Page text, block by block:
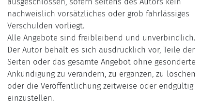
nachweislich vorsätzliches oder grob fahrlässiges
Verschulden vorliegt.
Alle Angebote sind freibleibend und unverbindlich.
Der Autor behält es sich ausdrücklich vor, Teile der
Seiten oder das gesamte Angebot ohne gesonderte
Ankündigung zu verändern, zu ergänzen, zu löschen
oder die Veröffentlichung zeitweise oder endgültig
einzustellen.